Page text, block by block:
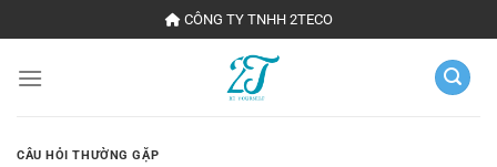
đến
nội
CÔNG TY TNHH 2TECO
CÂU HỎI THƯỜNG GẶP